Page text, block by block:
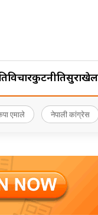
विचारकुटनीतिसुरक्षा
एमाले नेपाली कांग्रेस